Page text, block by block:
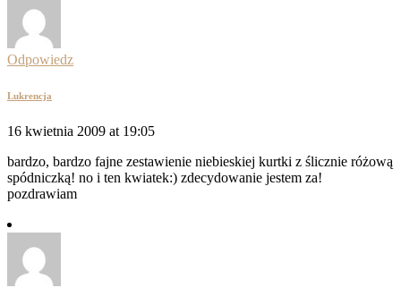
Odpowiedz
Lukrencja
16 kwietnia 2009 at 19:05
bardzo, bardzo fajne zestawienie niebieskiej kurtki z ślicznie różową
spódniczką! no i ten kwiatek:) zdecydowanie jestem za!
pozdrawiam